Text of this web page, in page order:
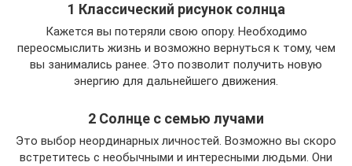
1 Классический рисунок солнца
Кажется вы потеряли свою опору. Необходимо
переосмыслить жизнь и возможно вернуться к тому, чем
вы занимались ранее. Это позволит получить новую
энергию для дальнейшего движения.
2 Солнце с семью лучами
Это выбор неординарных личностей. Возможно вы скоро
встретитесь с необычными и интересными людьми. Они